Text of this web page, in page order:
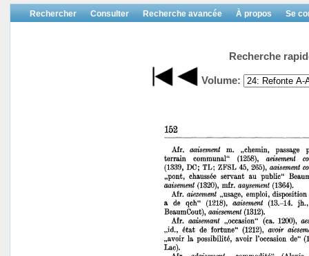
Rechercher Consulter Recherche avancée À propos Se
Recherche
Volume: